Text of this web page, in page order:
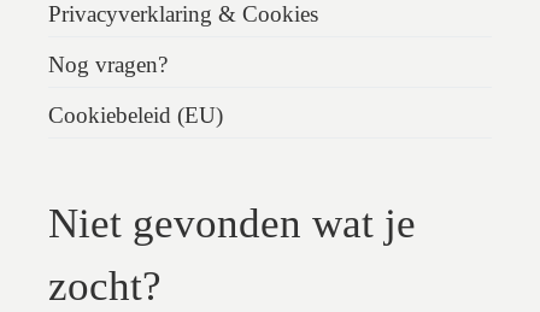
Privacyverklaring & Cookies
Nog vragen?
Cookiebeleid (EU)
Niet gevonden wat je
zocht?